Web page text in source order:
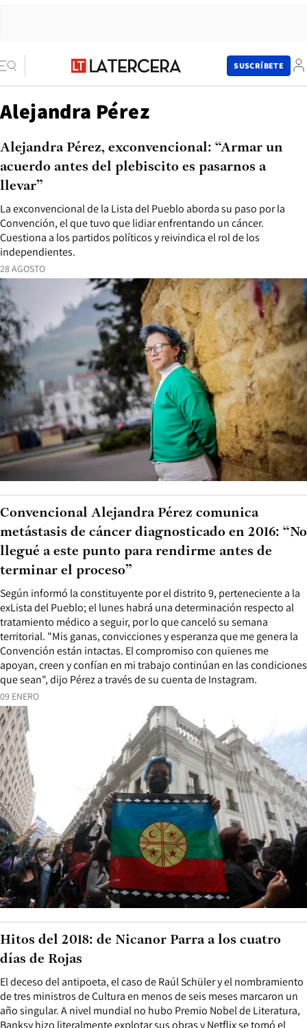
SUSCRÍBETE
Alejandra Pérez
28 AGOSTO
La exconvencional de la Lista del Pueblo aborda su paso por la
Convención, el que tuvo que lidiar enfrentando un cáncer.
Cuestiona a los partidos políticos y reivindica el rol de los
independientes.
Alejandra Pérez, exconvencional: “Armar un
acuerdo antes del plebiscito es pasarnos a
llevar”
09 ENERO
Según informó la constituyente por el distrito 9, perteneciente a la
exLista del Pueblo; el lunes habrá una determinación respecto al
tratamiento médico a seguir, por lo que canceló su semana
territorial. "Mis ganas, convicciones y esperanza que me genera la
Convención están intactas. El compromiso con quienes me
apoyan, creen y confían en mi trabajo continúan en las condiciones
que sean", dijo Pérez a través de su cuenta de Instagram.
Convencional Alejandra Pérez comunica
metástasis de cáncer diagnosticado en 2016: “No
llegué a este punto para rendirme antes de
terminar el proceso”
El deceso del antipoeta, el caso de Raúl Schüler y el nombramiento
de tres ministros de Cultura en menos de seis meses marcaron un
año singular. A nivel mundial no hubo Premio Nobel de Literatura,
Hitos del 2018: de Nicanor Parra a los cuatro
días de Rojas